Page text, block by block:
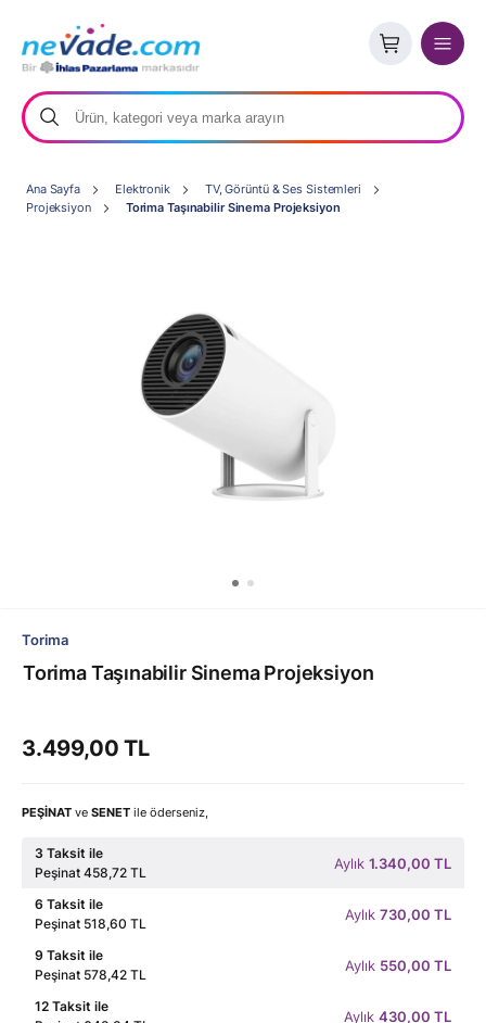
Ana Sayfa Elektronik
TV, Görüntü & Ses Sistemleri
Projeksiyon
Torima Taşınabilir Sinema Projeksiyon
Torima
Torima Taşınabilir Sinema Projeksiyon
3.499,00 TL
PEŞİNAT ve SENET ile öderseniz,
3 Taksit ile
Peşinat 458,72 TL
Aylık 1.340,00 TL
6 Taksit ile
Peşinat 518,60 TL
Aylık 730,00 TL
9 Taksit ile
Peşinat 578,42 TL
Aylık 550,00 TL
12 Taksit ile
Aylık 430,00 TL